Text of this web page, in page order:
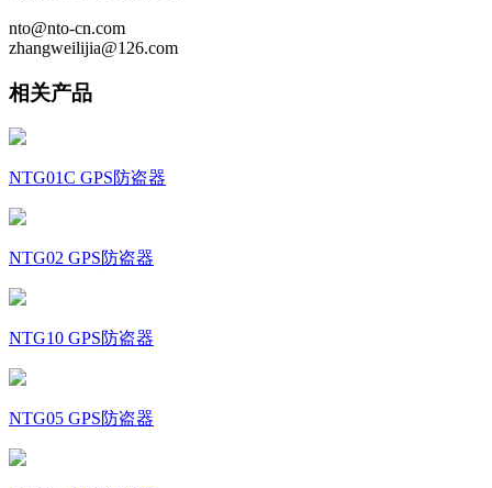
nto@nto-cn.com
zhangweilijia@126.com
相关产品
NTG01C GPS防盗器
NTG02 GPS防盗器
NTG10 GPS防盗器
NTG05 GPS防盗器